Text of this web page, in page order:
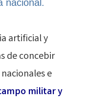
nacional.
artificial y
de concebir
e
militar y